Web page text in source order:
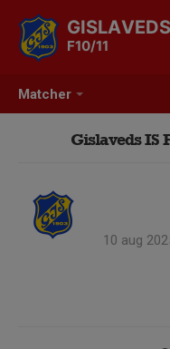
Matcher
F10/11
Gislaveds IS
10 aug